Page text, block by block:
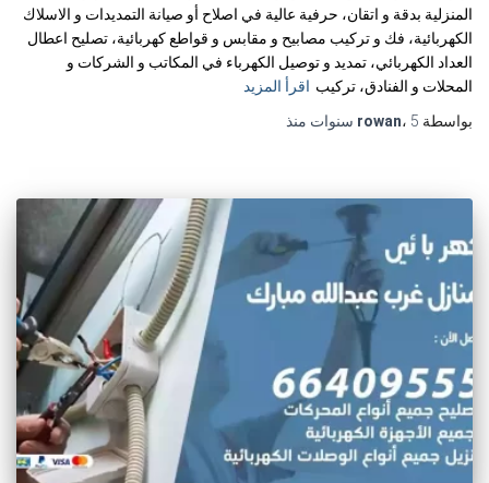
المنزلية بدقة و اتقان، حرفية عالية في اصلاح أو صيانة التمديدات و الاسلاك
الكهربائية، فك و تركيب مصابيح و مقابس و قواطع كهربائية، تصليح اعطال
العداد الكهربائي، تمديد و توصيل الكهرباء في المكاتب و الشركات و
المحلات و الفنادق، تركيب اقرأ المزيد
بواسطة
rowan، 5 سنوات منذ